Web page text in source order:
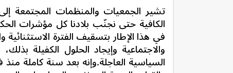
تشير الجمعيات والمنظمات المجتمعة
الكافية حتى نجنّب بلادنا كل مؤشرات
في هذا الإطار بتسقيف الفترة الاستثنائية
والاجتماعية وإيجاد الحلول الكفيلة
السياسية العاجلة.وإنه بعد سنة كاملة